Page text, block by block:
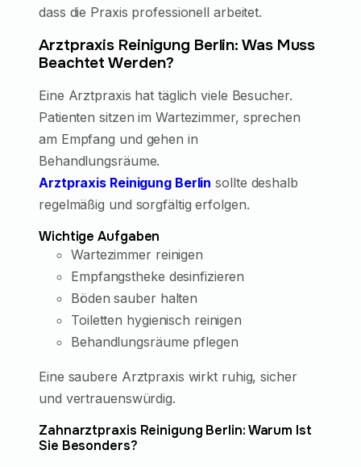
dass die Praxis professionell arbeitet.
Arztpraxis Reinigung Berlin: Was Muss
Beachtet Werden?
Eine Arztpraxis hat täglich viele Besucher.
Patienten sitzen im Wartezimmer, sprechen
am Empfang und gehen in
Behandlungsräume.
Arztpraxis Reinigung Berlin sollte deshalb
regelmäßig und sorgfältig erfolgen.
Wichtige Aufgaben
Wartezimmer reinigen
Empfangstheke desinfizieren
Böden sauber halten
Toiletten hygienisch reinigen
Behandlungsräume pflegen
Eine saubere Arztpraxis wirkt ruhig, sicher
und vertrauenswürdig.
Zahnarztpraxis Reinigung Berlin: Warum Ist
Sie Besonders?